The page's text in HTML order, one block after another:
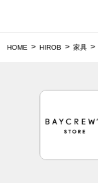
HOME HIROB 家具